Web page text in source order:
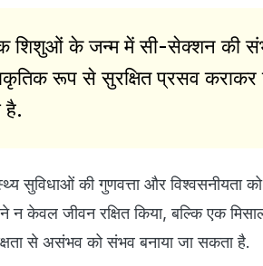
शिशुओं के जन्म में सी-सेक्शन की
रूप से सुरक्षित प्रसव
है.
सुविधाओं की गुणवत्ता और विश्वसनीयता
ने न केवल जीवन रक्षित किया, बल्कि एक
से असंभव को संभव बनाया जा सकता है.